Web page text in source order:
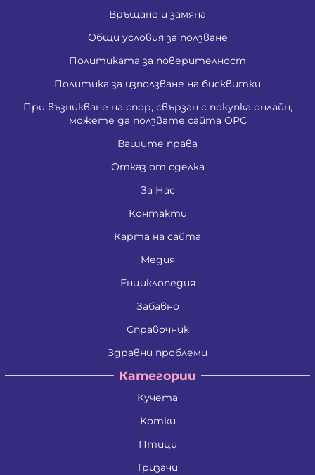
Връщане и замяна
Общи условия за ползване
Политиката за поверителност
Политика за използване на бисквитки
При възникване на спор, свързан с покупка онлайн,
можете да ползвате сайта ОРС
Вашите права
Отказ от сделка
За Нас
Контакти
Карта на сайта
Медия
Енциклопедия
Забавно
Справочник
Здравни проблеми
Категории
Кучета
Котки
Птици
Гризачи